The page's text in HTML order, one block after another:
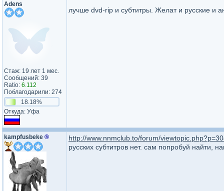
Adens
Стаж: 19 лет 1 мес.
Сообщений: 39
Ratio: 6.112
Поблагодарили: 274
18.18%
Откуда: Уфа
лучше dvd-rip и субтитры. Желат и русские и
kampfusbeke ®
http://www.nnmclub.to/forum/
русских субтитров нет. сам попробуй найти,